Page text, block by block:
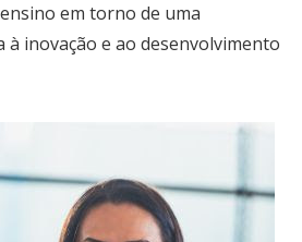
em torno de uma
inovação e ao desenvolvimento